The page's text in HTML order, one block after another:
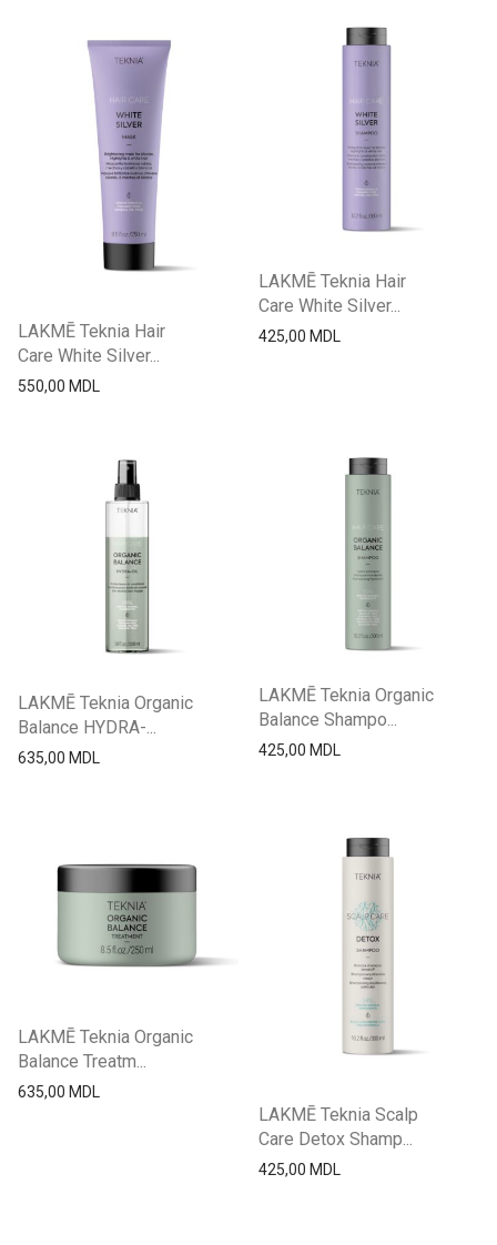
LAKMĒ Teknia Hair
Care White Silver...
550,00 MDL
LAKMĒ Teknia Hair
Care White Silver...
425,00 MDL
LAKMĒ Teknia Organic
Balance HYDRA-...
635,00 MDL
LAKMĒ Teknia Organic
Balance Shampo...
425,00 MDL
LAKMĒ Teknia Organic
Balance Treatm...
635,00 MDL
LAKMĒ Teknia Scalp
Care Detox Shamp...
425,00 MDL